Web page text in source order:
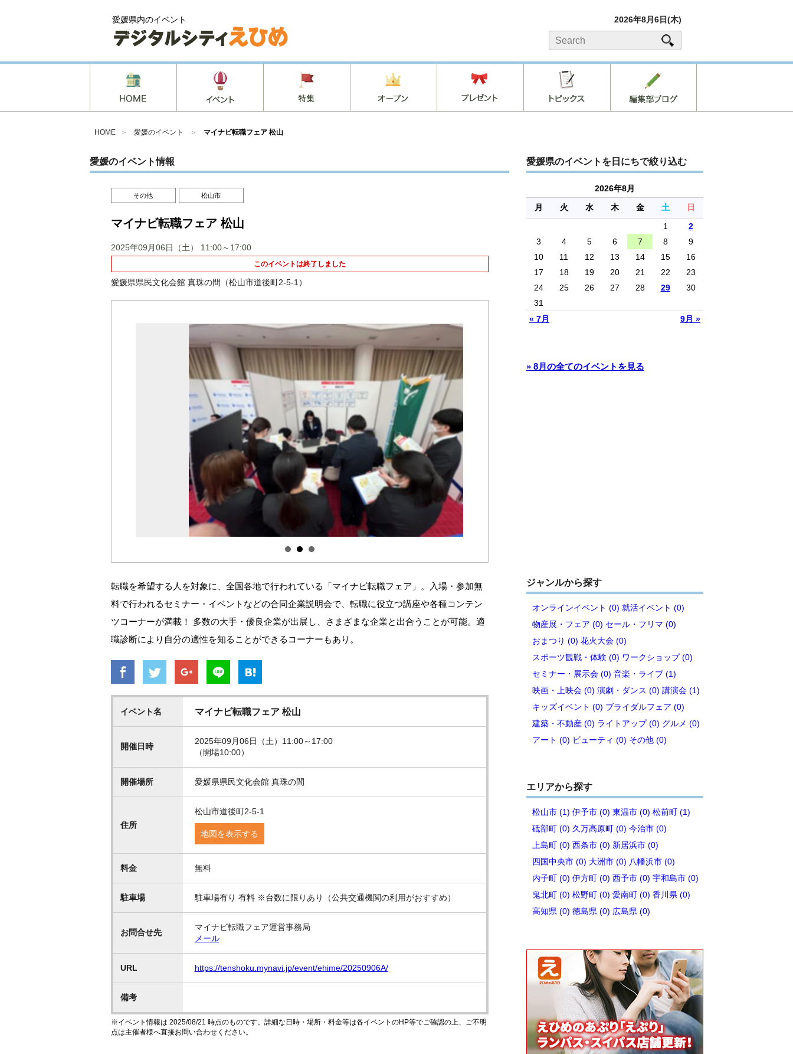
愛媛県内のイベント 2026年8月6日(木)
HOME ＞ 愛媛のイベント ＞ マイナビ転職フェア 松山
愛媛のイベント情報
その他 松山市
マイナビ転職フェア 松山
2025年09月06日（土） 11:00～17:00
このイベントは終了しました
愛媛県県民文化会館 真珠の間（松山市道後町2-5-1）
転職を希望する人を対象に、全国各地で行われている「マイナビ転職フェア」。入場・参加無
料で行われるセミナー・イベントなどの合同企業説明会で、転職に役立つ講座や各種コンテン
ツコーナーが満載！ 多数の大手・優良企業が出展し、さまざまな企業と出合うことが可能。適
職診断により自分の適性を知ることができるコーナーもあり。
イベント名 マイナビ転職フェア 松山
開催日時
2025年09月06日（土）11:00～17:00
（開場10:00）
開催場所 愛媛県県民文化会館 真珠の間
住所
松山市道後町2-5-1
地図を表示する
料金 無料
駐車場 駐車場有り 有料 ※台数に限りあり（公共交通機関の利用がおすすめ）
お問合せ先
マイナビ転職フェア運営事務局
メール
URL https://tenshoku.mynavi.jp/event/ehime/20250906A/
備考
※イベント情報は 2025/08/21 時点のものです。詳細な日時・場所・料金等は各イベントのHP等でご確認の上、ご不明
点は主催者様へ直接お問い合わせください。
愛媛県のイベントを日にちで絞り込む
2026年8月
月
火 水 木 金 土 日
« 7月 9月 »
1
2
3
4 5 6 7 8
9
10
11 12 13 14 15
16
17
18 19 20 21 22
23
24
25 26 27 28 29
30
31
» 8月の全てのイベントを見る
ジャンルから探す
オンラインイベント (0) 就活イベント (0)
物産展・フェア (0) セール・フリマ (0)
おまつり (0) 花火大会 (0)
スポーツ観戦・体験 (0) ワークショップ (0)
セミナー・展示会 (0) 音楽・ライブ (1)
映画・上映会 (0) 演劇・ダンス (0) 講演会 (1)
キッズイベント (0) ブライダルフェア (0)
建築・不動産 (0) ライトアップ (0) グルメ (0)
アート (0) ビューティ (0) その他 (0)
エリアから探す
松山市 (1) 伊予市 (0) 東温市 (0) 松前町 (1)
砥部町 (0) 久万高原町 (0) 今治市 (0)
上島町 (0) 西条市 (0) 新居浜市 (0)
四国中央市 (0) 大洲市 (0) 八幡浜市 (0)
内子町 (0) 伊方町 (0) 西予市 (0) 宇和島市 (0)
鬼北町 (0) 松野町 (0) 愛南町 (0) 香川県 (0)
高知県 (0) 徳島県 (0) 広島県 (0)